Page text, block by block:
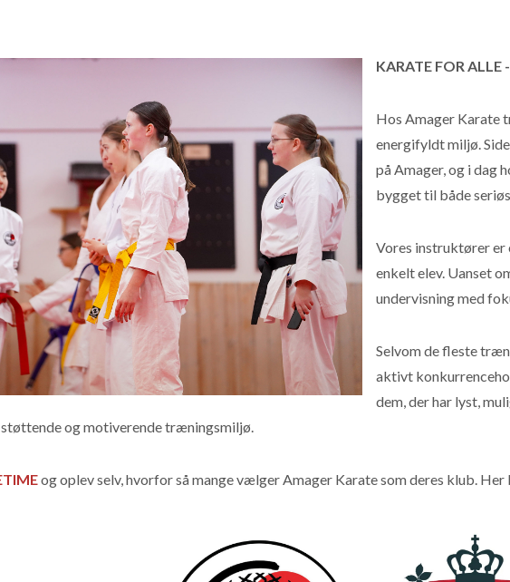
KARATE FOR
Hos Amager Karate
energifyldt miljø.
på Amager, og i dag
bygget til både
Vores instruktører er
enkelt elev. Uanset
undervisning med
Selvom de fleste
aktivt
dem, der har lyst,
og motiverende træningsmiljø.
og oplev selv, hvorfor så mange vælger Amager Karate som deres klub.